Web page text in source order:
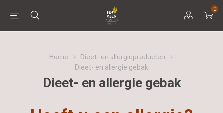
0
Home
Dieet- en allergieproducten
Dieet- en allergie gebak
Dieet- en allergie gebak